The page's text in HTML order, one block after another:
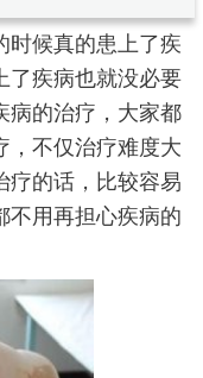
候真的患上了疾
了疾病也就没必要
病的治疗，大家都
，不仅治疗难度大
疗的话，比较容易
不用再担心疾病的